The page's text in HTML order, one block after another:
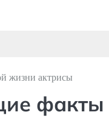
жизни актрисы
факты